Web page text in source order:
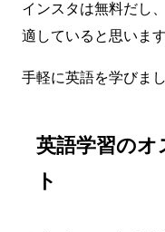
インスタは無料だし
適していると思います
手軽に英語を学びま
英語学習のオ
ト